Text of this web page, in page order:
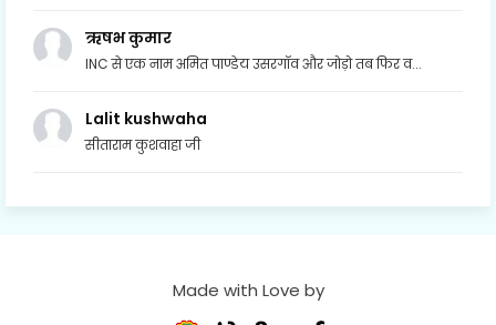
ऋषभ कुमार
INC से एक नाम अमित पाण्डेय उसरगॉव और जोड़ो तब फिर व...
Lalit kushwaha
सीताराम कुशवाहा जी
Made with Love by